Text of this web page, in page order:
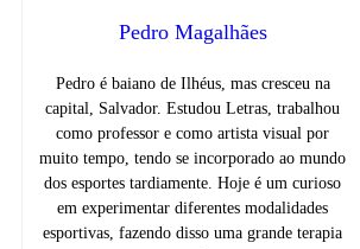
Pedro Magalhães
Pedro é baiano de Ilhéus, mas cresceu na
capital, Salvador. Estudou Letras, trabalhou
como professor e como artista visual por
muito tempo, tendo se incorporado ao mundo
dos esportes tardiamente. Hoje é um curioso
em experimentar diferentes modalidades
esportivas, fazendo disso uma grande terapia